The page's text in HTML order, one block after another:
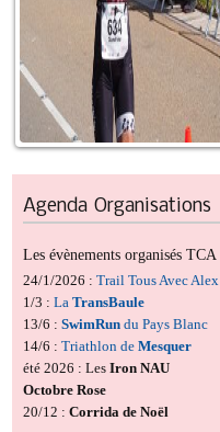
Agenda Organisations
Les évènements organisés TCA
24/1/2026 :Trail Tous Avec Alex
1/3 :LaTransBaule
13/6 :SwimRun du Pays Blanc
14/6 :Triathlon deMesquer
été 2026 : LesIron NAU
Octobre Rose
20/12 : Corrida de Noël